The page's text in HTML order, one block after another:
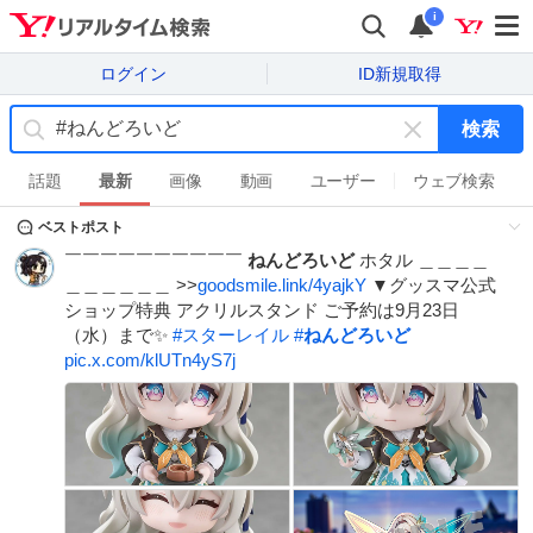
i
ログイン ID新規取得
キ
ー
ワ
を
消
検索
話題 最新 画像 動画 ユーザー ウェブ検索
ベストポスト
￣￣￣￣￣￣￣￣￣￣ ねんどろいどホタル ＿＿＿＿
＿＿＿＿＿＿ >>goodsmile.link/4yajkY ▼グッスマ公式
ショップ特典 アクリルスタンド ご予約は9月23日
（水）まで✨️ #スターレイル #ねんどろいど
pic.x.com/klUTn4yS7j